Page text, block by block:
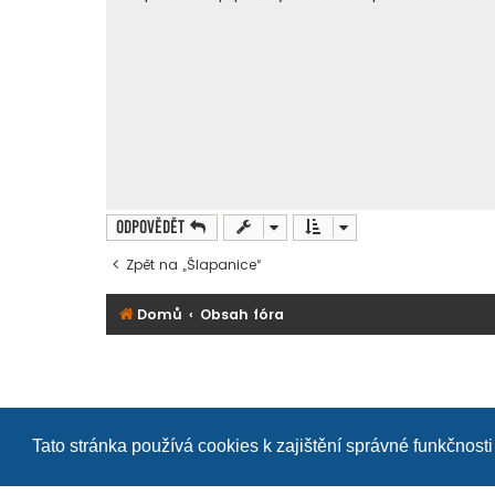
Tato stránka používá cookies k zajištění správné funkčnosti
Odpovědět
Zpět na „Šlapanice“
Domů Obsah fóra